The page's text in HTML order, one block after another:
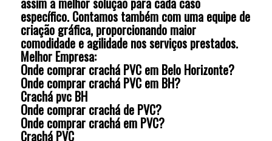
específico. Contamos também com uma equipe de
criação gráfica, proporcionando maior
comodidade e agilidade nos serviços prestados.
Melhor Empresa:
Onde comprar crachá PVC em Belo Horizonte?
Onde comprar crachá PVC em BH?
Crachá pvc BH
Onde comprar crachá de PVC?
Onde comprar crachá em PVC?
Crachá PVC